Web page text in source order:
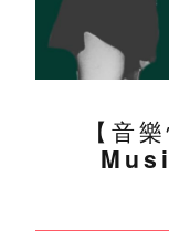
【音